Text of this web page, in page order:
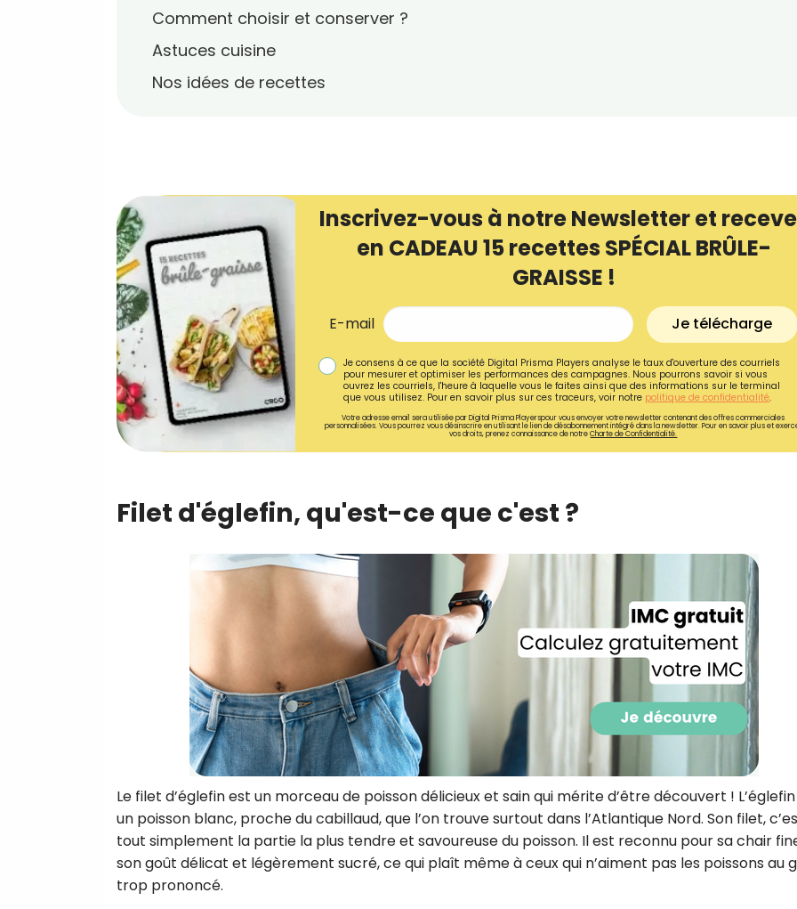
Comment choisir et conserver ?
Astuces cuisine
Nos idées de recettes
Inscrivez-vous à notre Newsletter et
en CADEAU 15 recettes SPÉCIAL BRÛLE-
GRAISSE !
E-mail Je télécharge
Je consens à ce que la société Digital Prisma Players analyse le taux d'ouverture des courriels
pour mesurer et optimiser les performances des campagnes. Nous pourrons savoir si vous
ouvrez les courriels, l'heure à laquelle vous le faites ainsi que des informations sur le terminal
que vous utilisez. Pour en savoir plus sur ces traceurs, voir notre politique de confidentialité.
Votre adresse email sera utilisée par Digital Prisma Playerspour vous envoyer votre newsletter contenant des offres commerciales
personnalisées. Vous pourrez vous désinscrire en utilisant le lien de désabonnement intégré dans la newsletter. Pour en savoir plus et
vos droits, prenez connaissance de notreCharte de Confidentialité.
Filet d'églefin, qu'est-ce que c'est ?
Le filet d’églefin est un morceau de poisson délicieux et sain qui mérite d’être découvert !
un poisson blanc, proche du cabillaud, que l’on trouve surtout dans l’Atlantique Nord. Son filet,
tout simplement la partie la plus tendre et savoureuse du poisson. Il est reconnu pour sa chair
son goût délicat et légèrement sucré, ce qui plaît même à ceux qui n’aiment pas les poissons au
trop prononcé.
Recevez
recettes inédites de
!
Ainsi que la newsletter
Je consens à ce que la société
des courriels pour mesurer et
performances des campagnes.
pourrons savoir si vous ouvrez les
l'heure à laquelle vous le faites
des informations sur le terminal